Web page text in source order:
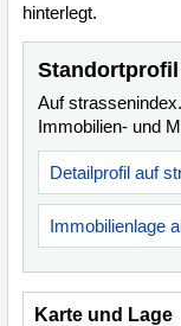
hinterlegt.
Auf
Immobilien- und
Detailprofil auf
Immobilienlage
Karte und Lage